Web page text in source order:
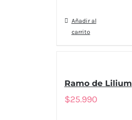
Añadir al
carrito
Ramo de Lilium
$25.990